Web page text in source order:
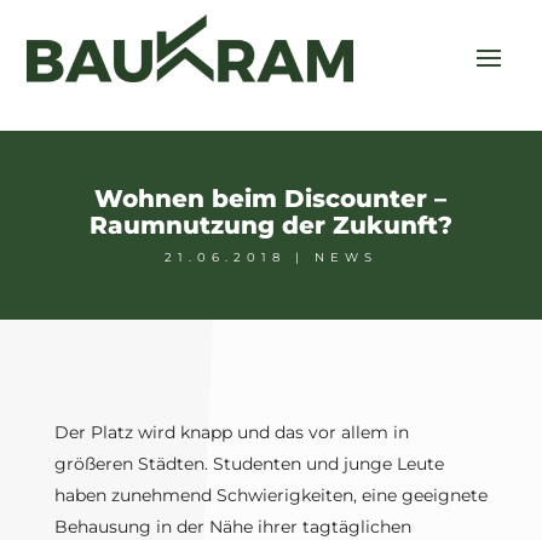
Wohnen beim Discounter –
Raumnutzung der Zukunft?
21.06.2018 | NEWS
Der Platz wird knapp und das vor allem in
größeren Städten. Studenten und junge Leute
haben zunehmend Schwierigkeiten, eine geeignete
Behausung in der Nähe ihrer tagtäglichen